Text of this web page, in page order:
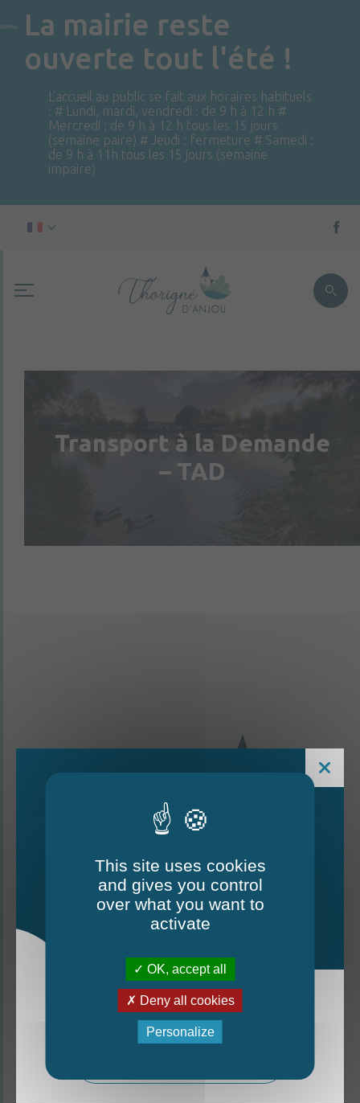
La mairie reste
ouverte tout l'été !
L'accueil au public se fait aux horaires habituels
: # Lundi, mardi, vendredi : de 9 h à 12 h #
Mercredi : de 9 h à 12 h tous les 15 jours
(semaine paire) # Jeudi : fermeture # Samedi :
de 9 h à 11h tous les 15 jours (semaine
impaire)
Transport à la Demande
– TAD
CONTACTEZ-NOUS
6 rue de la Harderie, 49220 Thorigné d’Anjou
02 41 95 32 15
Le Mag - édition estivale
La nouvelle édition du Mag est arrivée!
This site uses cookies
and gives you control
over what you want to
activate
OK, accept all
Deny all cookies
Personalize